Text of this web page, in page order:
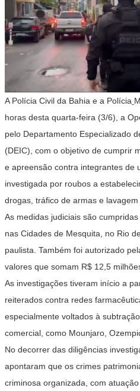
A Polícia Civil da Bahia e a Polícia
horas desta quarta-feira (3/6), a
pelo Departamento Especializado
(DEIC), com o objetivo de cumprir
e apreensão contra integrantes de
investigada por roubos a
drogas, tráfico de armas e lavagem
As medidas judiciais são
nas Cidades de Mesquita , no Rio
paulista. Também foi autorizado
valores que somam R$ 12,5
As investigações tiveram início a
reiterados contra redes
especialmente voltados à
comercial, como Mounjaro,
No decorrer das diligências
apontaram que os crimes
criminosa organizada, com